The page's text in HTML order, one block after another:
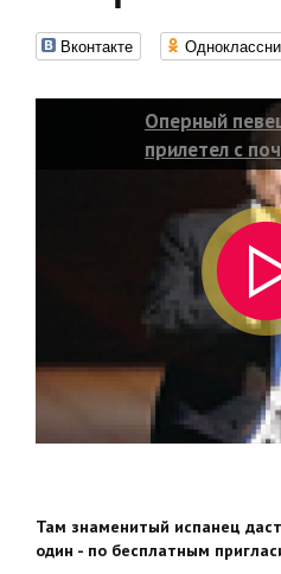
Вконтакте
Оперный
прилетел с
гастролями в
Там знаменитый испанец
один - по бесплатным